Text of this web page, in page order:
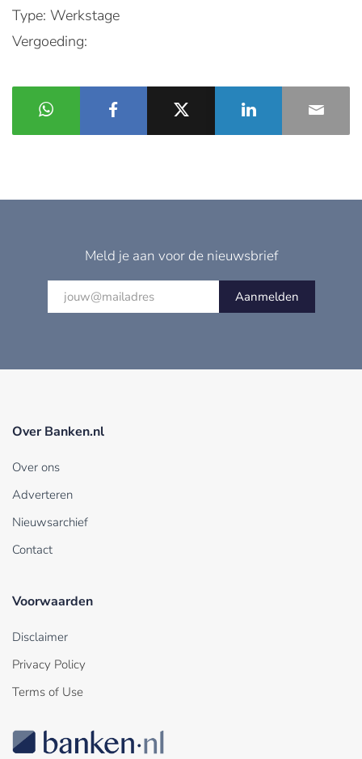
Type: Werkstage
Vergoeding:
Meld je aan voor de nieuwsbrief
Aanmelden
Over Banken.nl
Over ons
Adverteren
Nieuwsarchief
Contact
Voorwaarden
Disclaimer
Privacy Policy
Terms of Use